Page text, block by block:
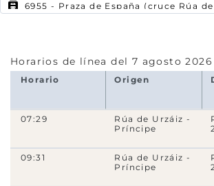
6955 - Praza de España (cruce Rúa
Conde)
4320- Rúa de Emilia Pardo Bazán, 2
14
4280- Rúa de Emilia Pardo Bazán,
14
Horarios de línea del 7 agosto 2026
Horario Origen
07:29
Rúa de Urzáiz -
Príncipe
09:31
Rúa de Urzáiz -
Príncipe